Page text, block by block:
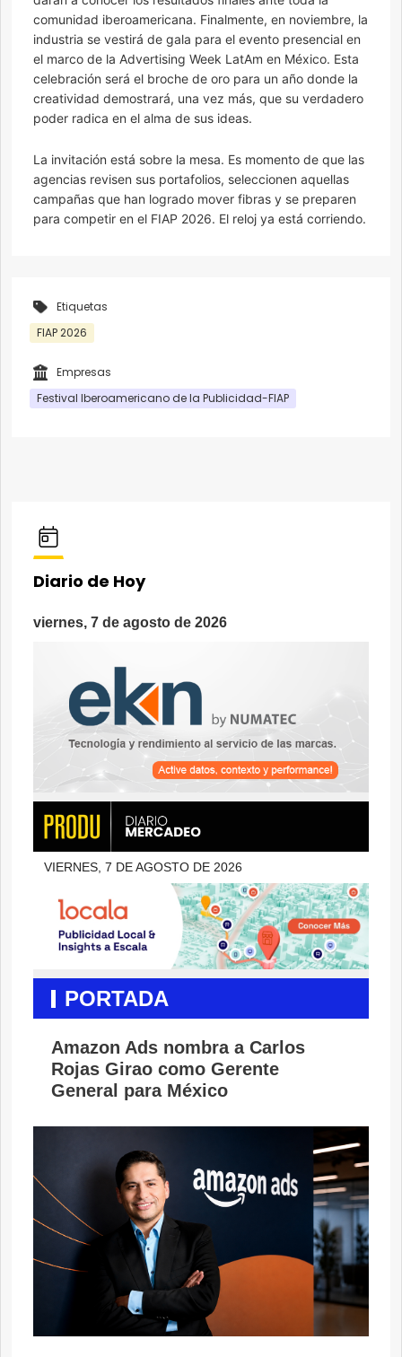
comunidad iberoamericana. Finalmente, en noviembre, la
industria se vestirá de gala para el evento presencial en
el marco de la Advertising Week LatAm en México. Esta
celebración será el broche de oro para un año donde la
creatividad demostrará, una vez más, que su verdadero
poder radica en el alma de sus ideas.
La invitación está sobre la mesa. Es momento de que las
agencias revisen sus portafolios, seleccionen aquellas
campañas que han logrado mover fibras y se preparen
para competir en el FIAP 2026. El reloj ya está corriendo.
Etiquetas
FIAP 2026
Empresas
Festival Iberoamericano de la Publicidad-FIAP
Diario de Hoy
viernes, 7 de agosto de 2026